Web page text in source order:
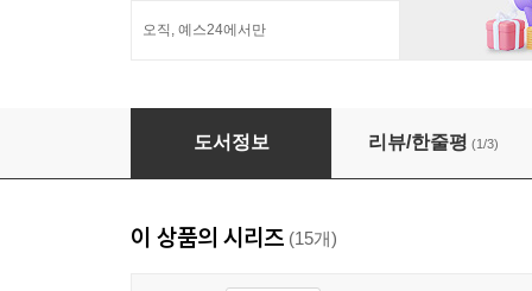
오직, 예스24에서만
벚꽃사중주 신장판 27
도서정보 리뷰/한줄평 (1/3)
이 상품의 시리즈 (15개)